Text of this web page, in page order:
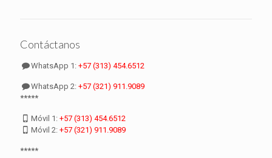
Contáctanos
WhatsApp 1:+57 (313) 454.6512
WhatsApp 2:+57 (321) 911.9089
*****
Móvil 1:+57 (313) 454.6512
Móvil 2:+57 (321) 911.9089
*****